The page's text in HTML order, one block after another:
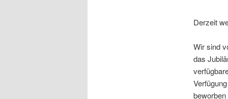
Derzeit
Wir sind
das
beworben